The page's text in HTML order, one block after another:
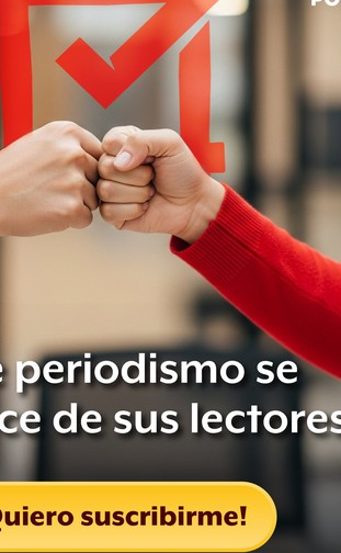
en lasesión
dar “toda la
que recibieron
que se den los
en un